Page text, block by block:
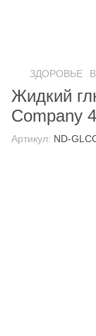
ЗДОРОВЬЕ
Жидкий
Company
Артикул: ND-